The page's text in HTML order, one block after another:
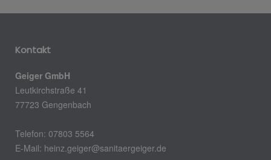
Kontakt
Geiger GmbH
Leutkirchstraße 41
77723 Gengenbach
Telefon: 07803 5564
E-Mail: heinz.geiger@sanitaergeiger.de